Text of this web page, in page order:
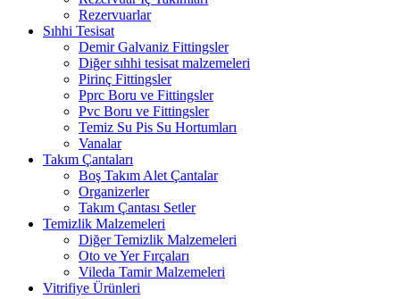
Rezervuarlar
Sıhhi Tesisat
Demir Galvaniz Fittingsler
Diğer sıhhi tesisat malzemeleri
Pirinç Fittingsler
Pprc Boru ve Fittingsler
Pvc Boru ve Fittingsler
Temiz Su Pis Su Hortumları
Vanalar
Takım Çantaları
Boş Takım Alet Çantalar
Organizerler
Takım Çantası Setler
Temizlik Malzemeleri
Diğer Temizlik Malzemeleri
Oto ve Yer Fırçaları
Vileda Tamir Malzemeleri
Vitrifiye Ürünleri